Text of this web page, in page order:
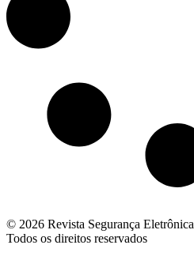
© 2026 Revista Segurança Eletrônica
Todos os direitos reservados